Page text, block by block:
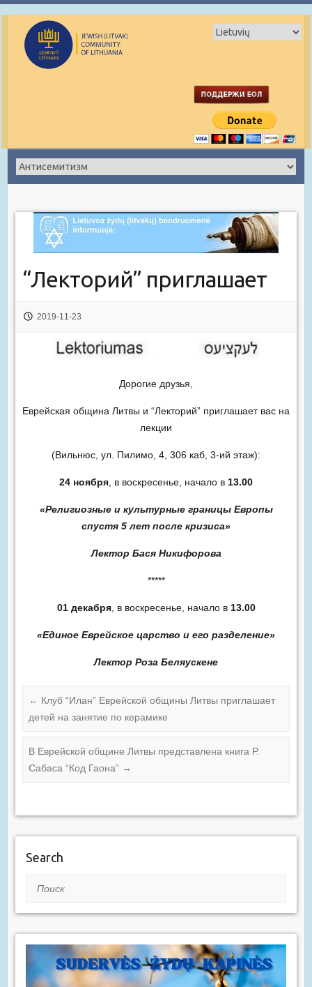
“Лекторий” приглашает
2019-11-23
Дорогие друзья,
Еврейская община Литвы и “Лекторий” приглашает вас на
лекции
(Вильнюс, ул. Пилимо, 4, 306 каб, 3-ий этаж):
24 ноября , в воскресенье, начало в 13.00
«Религиозные и культурные границы Европы
спустя 5 лет после кризиса»
Лектор Бася Никифорова
*****
01 декабря, в воскресенье, начало в 13.00
«Единое Еврейское царство и его разделение»
Лектор Роза Беляускене
← Клуб “Илан” Еврейской общины Литвы приглашает
детей на занятие по керамике
В Еврейской общине Литвы представлена книга Р.
Сабаса “Код Гаона” →
Search
Поиск